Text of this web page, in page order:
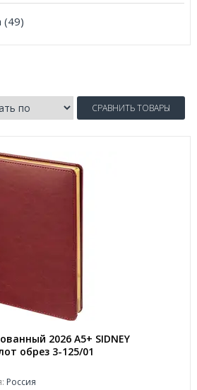
(49)
СРАВНИТЬ ТОВАРЫ
2026 А5+ SIDNEY
обрез 3-125/01
Россия